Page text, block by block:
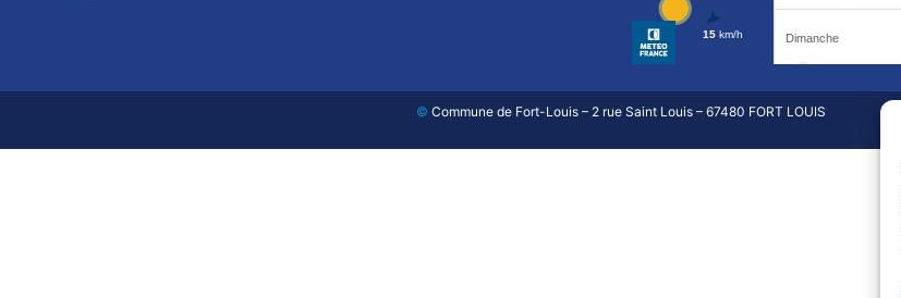
© Commune de Fort-Louis – 2 rue Saint Louis – 67480 FORT LOUIS